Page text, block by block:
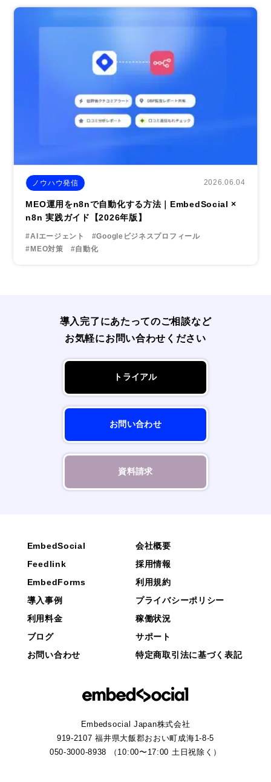
ノウハウ発信 2026.06.04
MEO運用をn8nで自動化する方法｜EmbedSocial ×
n8n 実践ガイド【2026年版】
#AIエージェント
#Googleビジネスプロフィール
#MEO対策
#自動化
導入完了にあたってのご相談など
お気軽にお問い合わせください
トライアル
お問い合わせ
資料請求
Embedsocial Japan株式会社
919-2107 福井県大飯郡おおい町成海1-8-5
050-3000-8938 （10:00〜17:00 土日祝除く）
EmbedSocial
Feedlink
EmbedForms
導入事例
利用料金
ブログ
お問い合わせ
会社概要
採用情報
利用規約
プライバシーポリシー
稼働状況
サポート
特定商取引法に基づく表記